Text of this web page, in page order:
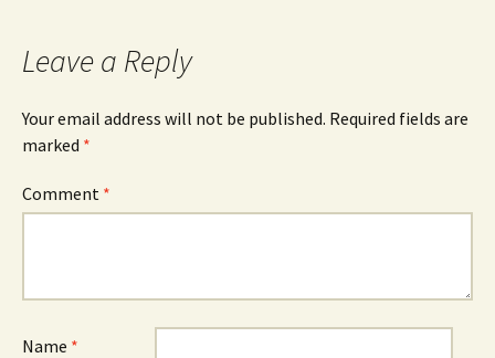
Leave a Reply
Your email address will not be published. Required fields are
marked *
Comment *
Name *